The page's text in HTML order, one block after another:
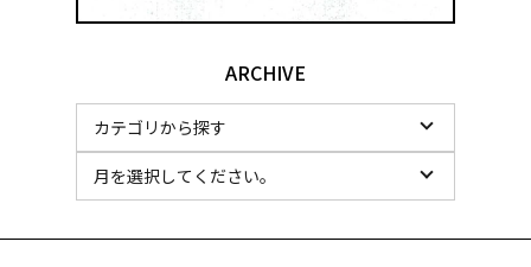
ARCHIVE